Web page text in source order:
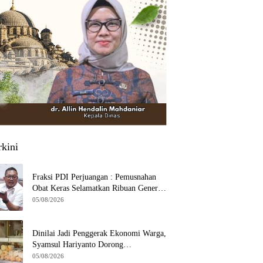
Fraksi PDI Perjuangan : Pemusnahan
Obat Keras Selamatkan Ribuan Generasi
Muda Tangsel
05/08/2026
Dinilai Jadi Penggerak Ekonomi Warga,
Syamsul Hariyanto Dorong
Pengembangan Budidaya Jamur Crispy
05/08/2026